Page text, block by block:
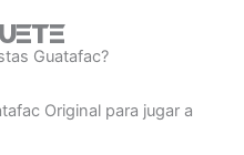
Guatafac?
Original para jugar a